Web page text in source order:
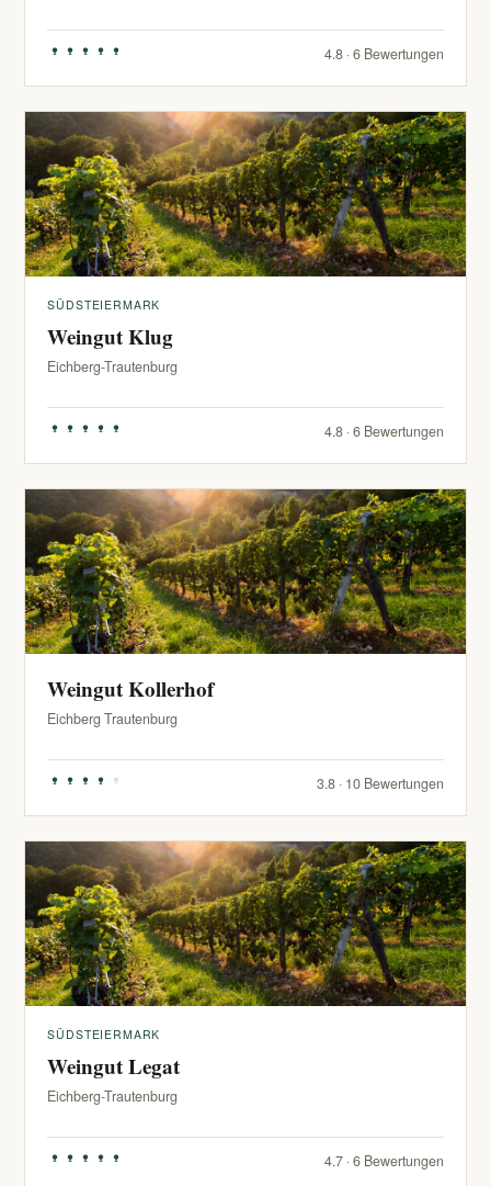
4.8 · 6 Bewertungen
SÜDSTEIERMARK
Weingut Klug
Eichberg-Trautenburg
4.8 · 6 Bewertungen
Weingut Kollerhof
Eichberg Trautenburg
3.8 · 10 Bewertungen
SÜDSTEIERMARK
Weingut Legat
Eichberg-Trautenburg
4.7 · 6 Bewertungen